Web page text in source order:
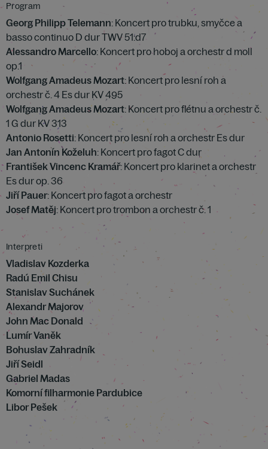
Program
Georg Philipp Telemann: Koncert pro trubku, smyčce a
basso continuo D dur TWV 51:d7
Alessandro Marcello: Koncert pro hoboj a orchestr d moll
op.1
Wolfgang Amadeus Mozart: Koncert pro lesní roh a
orchestr č. 4 Es dur KV 495
Wolfgang Amadeus Mozart: Koncert pro flétnu a orchestr č.
1 G dur KV 313
Antonio Rosetti: Koncert pro lesní roh a orchestr Es dur
Jan Antonín Koželuh: Koncert pro fagot C dur
František Vincenc Kramář: Koncert pro klarinet a orchestr
Es dur op. 36
Jiří Pauer: Koncert pro fagot a orchestr
Josef Matěj: Koncert pro trombon a orchestr č. 1
Interpreti
Vladislav Kozderka
Radú Emil Chisu
Stanislav Suchánek
Alexandr Majorov
John Mac Donald
Lumír Vaněk
Bohuslav Zahradník
Jiří Seidl
Gabriel Madas
Komorní filharmonie Pardubice
Libor Pešek